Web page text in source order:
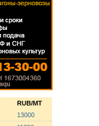
RUB/MT
13000